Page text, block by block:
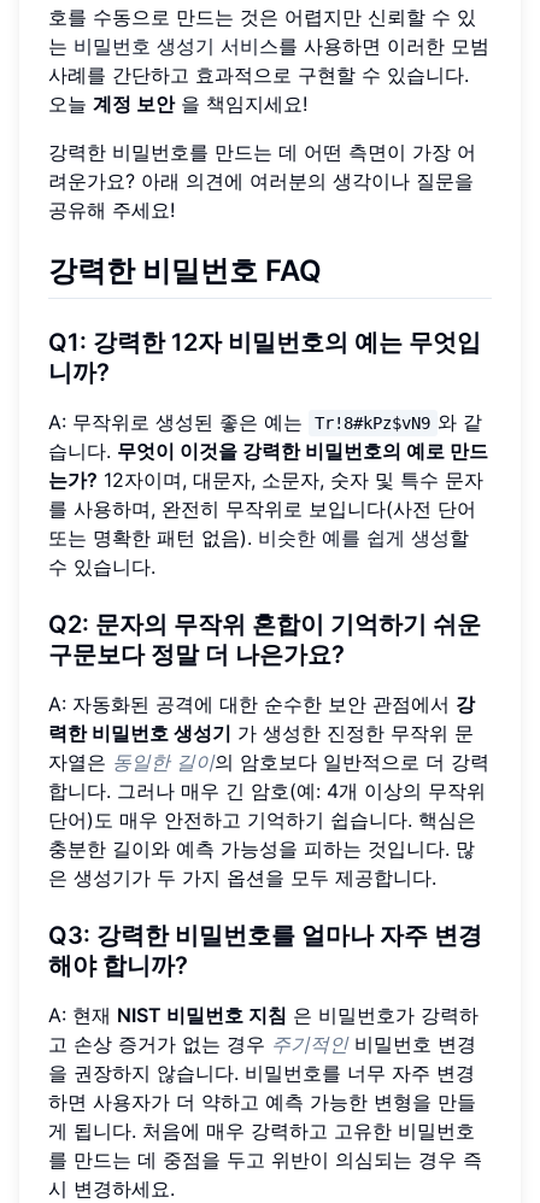
호를 수동으로 만드는 것은 어렵지만 신뢰할 수 있
는 비밀번호 생성기 서비스를 사용하면 이러한 모범
사례를 간단하고 효과적으로 구현할 수 있습니다.
오늘 계정 보안을 책임지세요!
강력한 비밀번호를 만드는 데 어떤 측면이 가장 어
려운가요? 아래 의견에 여러분의 생각이나 질문을
공유해 주세요!
강력한 비밀번호 FAQ
Q1: 강력한 12자 비밀번호의 예는 무엇입
니까?
A: 무작위로 생성된 좋은 예는 Tr!8#kPz$vN9 와 같
습니다. 무엇이 이것을 강력한 비밀번호의 예로 만드
는가? 12자이며, 대문자, 소문자, 숫자 및 특수 문자
를 사용하며, 완전히 무작위로 보입니다(사전 단어
또는 명확한 패턴 없음). 비슷한 예를 쉽게 생성할
수 있습니다.
Q2: 문자의 무작위 혼합이 기억하기 쉬운
구문보다 정말 더 나은가요?
A: 자동화된 공격에 대한 순수한 보안 관점에서 강
력한 비밀번호 생성기 가 생성한 진정한 무작위 문
자열은 동일한 길이의 암호보다 일반적으로 더 강력
합니다. 그러나 매우 긴 암호(예: 4개 이상의 무작위
단어)도 매우 안전하고 기억하기 쉽습니다. 핵심은
충분한 길이와 예측 가능성을 피하는 것입니다. 많
은 생성기가 두 가지 옵션을 모두 제공합니다.
Q3: 강력한 비밀번호를 얼마나 자주 변경
해야 합니까?
A: 현재 NIST 비밀번호 지침 은 비밀번호가 강력하
고 손상 증거가 없는 경우 주기적인비밀번호 변경
을 권장하지 않습니다. 비밀번호를 너무 자주 변경
하면 사용자가 더 약하고 예측 가능한 변형을 만들
게 됩니다. 처음에 매우 강력하고 고유한 비밀번호
를 만드는 데 중점을 두고 위반이 의심되는 경우 즉
시 변경하세요.